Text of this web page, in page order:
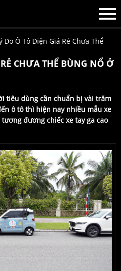
Do Ô Tô Điện Giá Rẻ Chưa Thể
CHƯA THỂ BÙNG NỔ Ở
tiêu dùng cần chuẩn bị vài trăm
ô tô thì hiện nay nhiều mẫu xe
đương chiếc xe tay ga cao